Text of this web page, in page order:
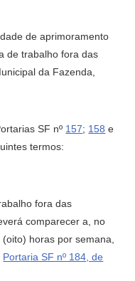
de aprimoramento
de trabalho fora das
da Fazenda,
SF nº 157; 158 e
termos:
fora das
comparecer a, no
horas por semana,
Portaria SF nº 184, de